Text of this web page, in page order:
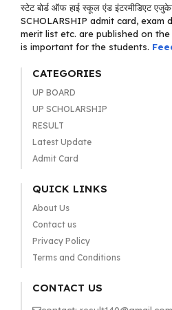
स्टेट बोर्ड ऑफ हाई स्कूल एंड इंटरमीडिएट
SCHOLARSHIP admit card,
merit list etc. are published on
is important for the students.
CATEGORIES
UP BOARD
UP SCHOLARSHIP
RESULT
Latest Update
Admit Card
QUICK LINKS
About Us
Contact us
Privacy Policy
Terms and Conditions
CONTACT US